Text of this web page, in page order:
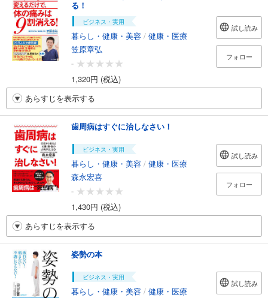
る！
ビジネス・実用
暮らし・健康・美容 / 健康・医療
笠原章弘
-
1,320円 (税込)
試し読み
フォロー
あらすじを表示する
歯周病はすぐに治しなさい！
ビジネス・実用
暮らし・健康・美容 / 健康・医療
森永宏喜
-
1,430円 (税込)
試し読み
フォロー
あらすじを表示する
姿勢の本
ビジネス・実用
暮らし・健康・美容 / 健康・医療
試し読み